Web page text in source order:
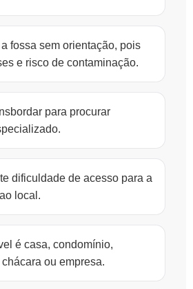
fossa sem orientação, pois
e risco de contaminação.
para procurar
dificuldade de acesso para a
local.
é casa, condomínio,
ou empresa.